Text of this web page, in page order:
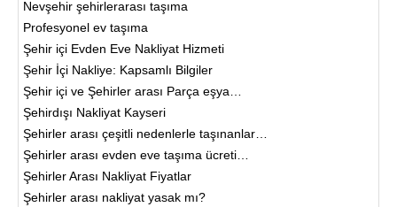
Nevşehir şehirlerarası taşıma
Profesyonel ev taşıma
Şehir içi Evden Eve Nakliyat Hizmeti
Şehir İçi Nakliye: Kapsamlı Bilgiler
Şehir içi ve Şehirler arası Parça eşya…
Şehirdışı Nakliyat Kayseri
Şehirler arası çeşitli nedenlerle taşınanlar…
Şehirler arası evden eve taşıma ücreti…
Şehirler Arası Nakliyat Fiyatlar
Şehirler arası nakliyat yasak mı?